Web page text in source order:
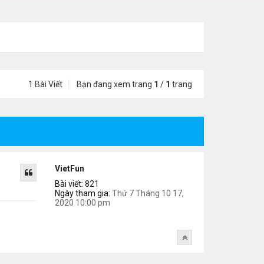
1 Bài Viết Bạn đang xem trang 1 / 1 trang
VietFun
Bài viết: 821
Ngày tham gia: Thứ 7 Tháng 10 17,
2020 10:00 pm